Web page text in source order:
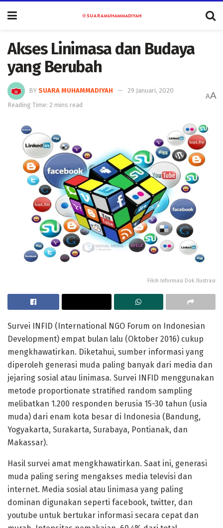
Akses Linimasa dan Budaya
yang Berubah
BY SUARA MUHAMMADIYAH
29 Januari, 2020
Reading Time: 2 mins read
AA
Fikih Informasi Dok Ilustrasi
Survei INFID (International NGO Forum on Indonesian
Development) empat bulan lalu (Oktober 2016) cukup
mengkhawatirkan. Diketahui, sumber informasi yang
diperoleh generasi muda paling banyak dari media dan
jejaring sosial atau linimasa. Survei INFID menggunakan
metode proportionate stratified random sampling
melibatkan 1.200 responden berusia 15-30 tahun (usia
muda) dari enam kota besar di Indonesia (Bandung,
Yogyakarta, Surakarta, Surabaya, Pontianak, dan
Makassar).
Hasil survei amat mengkhawatirkan. Saat ini, generasi
muda paling sering mengakses media televisi dan
internet. Media sosial atau linimasa yang paling
dominan digunakan seperti facebook, twitter, dan
youtube untuk bertukar informasi secara cepat dan